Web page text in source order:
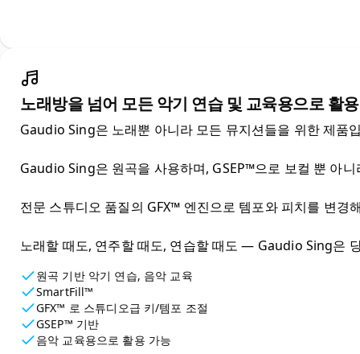
노래방을 넘어 모든 악기 연습 및 교육용으로 활용
Gaudio Sing은 노래뿐 아니라 모든 뮤지션들을 위한 제품
Gaudio Sing은 원곡을 사용하며, GSEP™으로 보컬 뿐 아
전문 스튜디오 품질의 GFX™ 엔진으로 템포와 피치를 변
노래할 때도, 연주할 때도, 연습할 때도 — Gaudio Sing은
원곡 기반 악기 연습, 음악 교육
SmartFill™
GFX™ 로 스튜디오급 키/템포 조절
GSEP™ 기반
음악 교육용으로 활용 가능